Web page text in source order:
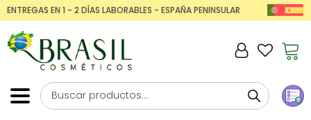
ENTREGAS EN 1 - 2 DÍAS LABORABLES - ESPAÑA PENINSULAR